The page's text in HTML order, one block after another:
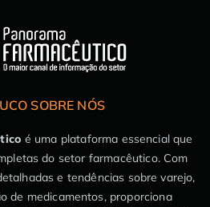
SOBRE NÓS
é uma plataforma essencial que
do setor farmacêutico. Com
e tendências sobre varejo,
de medicamentos, proporciona